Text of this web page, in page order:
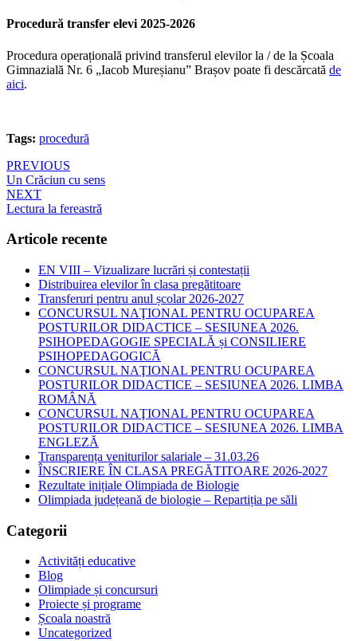
Procedură transfer elevi 2025-2026
Procedura operațională privind transferul elevilor la / de la Școala
Gimnazială Nr. 6 „Iacob Mureșianu” Brașov poate fi descărcată de
aici.
Tags: procedură
Navigare
în
articole
PREVIOUS
Un Crăciun cu sens
NEXT
Lectura la fereastră
Articole recente
EN VIII – Vizualizare lucrări și contestații
Distribuirea elevilor în clasa pregătitoare
Transferuri pentru anul școlar 2026-2027
CONCURSUL NAŢIONAL PENTRU OCUPAREA
POSTURILOR DIDACTICE – SESIUNEA 2026.
PSIHOPEDAGOGIE SPECIALĂ și CONSILIERE
PSIHOPEDAGOGICĂ
CONCURSUL NAŢIONAL PENTRU OCUPAREA
POSTURILOR DIDACTICE – SESIUNEA 2026. LIMBA
ROMÂNĂ
CONCURSUL NAŢIONAL PENTRU OCUPAREA
POSTURILOR DIDACTICE – SESIUNEA 2026. LIMBA
ENGLEZĂ
Transparența veniturilor salariale – 31.03.26
ÎNSCRIERE ÎN CLASA PREGĂTITOARE 2026-2027
Rezultate inițiale Olimpiada de Biologie
Olimpiada județeană de biologie – Repartiția pe săli
Categorii
Activități educative
Blog
Olimpiade și concursuri
Proiecte și programe
Școala noastră
Uncategorized